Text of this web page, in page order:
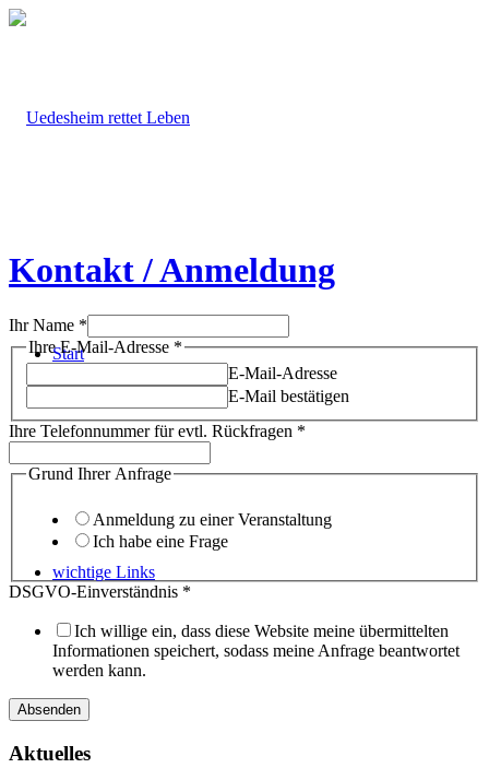
Start
wichtige Links
Kontakt / Anmeldung
Ihr Name *
Ihre E-Mail-Adresse *
E-Mail-Adresse
E-Mail bestätigen
Ihr
habe
Ihre Telefonnummer für evtl. Rückfragen *
Grund Ihrer Anfrage
Anmeldung zu einer Veranstaltung
Ich habe eine Frage
DSGVO-Einverständnis *
Ich willige ein, dass diese Website meine übermittelten
Informationen speichert, sodass meine Anfrage beantwortet
werden kann.
Absenden
Aktuelles